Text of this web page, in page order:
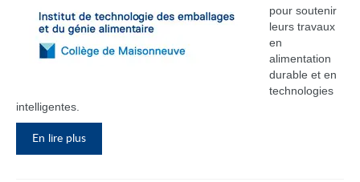
pour soutenir
leurs travaux
en
alimentation
durable et en
technologies
intelligentes.
En lire plus